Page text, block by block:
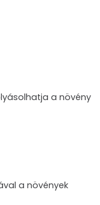
a növény
a növények